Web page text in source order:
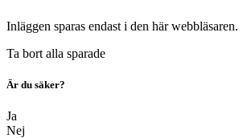
Inläggen sparas endast i den här webbläsaren.
Ta bort alla sparade
Är du säker?
Ja
Nej